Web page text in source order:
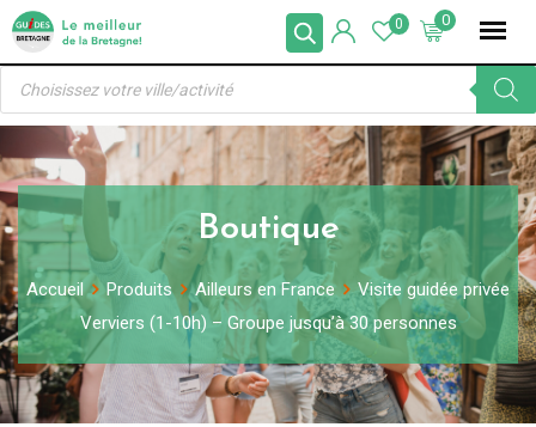
Skip
content
0
0
Recherche
produits
Boutique
Accueil Produits Ailleurs en France
Visite guidée privée
Verviers (1-10h) – Groupe jusqu’à 30 personnes